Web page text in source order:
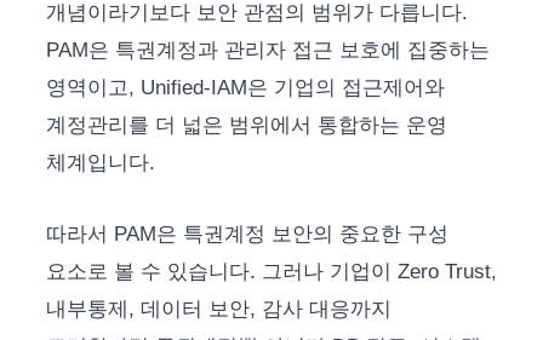
개념이라기보다 보안 관점의 범위가 다릅니다.
PAM은 특권계정과 관리자 접근 보호에 집중하는
영역이고, Unified-IAM은 기업의 접근제어와
계정관리를 더 넓은 범위에서 통합하는 운영
체계입니다.
따라서 PAM은 특권계정 보안의 중요한 구성
요소로 볼 수 있습니다. 그러나 기업이 Zero Trust,
내부통제, 데이터 보안, 감사 대응까지